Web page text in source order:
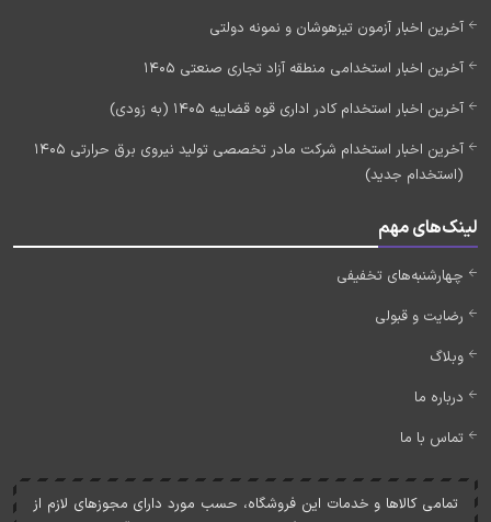
آخرین اخبار آزمون تیزهوشان و نمونه دولتی
آخرین اخبار استخدامی منطقه آزاد تجاری صنعتی 1405
آخرین اخبار استخدام کادر اداری قوه قضاییه 1405 (به زودی)
آخرین اخبار استخدام شرکت مادر تخصصی تولید نیروی برق حرارتی 1405
(استخدام جدید)
لینک‌های مهم
چهارشنبه‌های تخفیفی
رضایت و قبولی
وبلاگ
درباره ما
تماس با ما
تمامی کالاها و خدمات اين فروشگاه، حسب مورد دارای مجوزهای لازم از